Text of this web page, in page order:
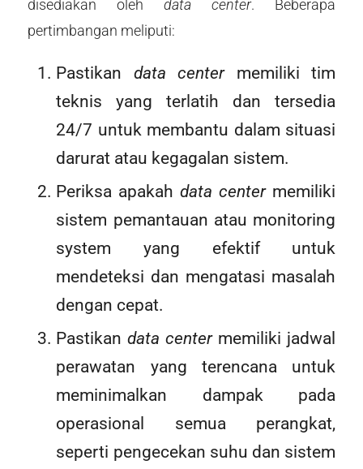
disediakan oleh data center. Beberapa
pertimbangan meliputi:
Pastikan data centermemiliki tim
teknis yang terlatih dan tersedia
24/7 untuk membantu dalam situasi
darurat atau kegagalan sistem.
Periksa apakahdata centermemiliki
sistem pemantauan atau monitoring
system yang efektif untuk
mendeteksi dan mengatasi masalah
dengan cepat.
Pastikandata centermemiliki jadwal
perawatan yang terencana untuk
meminimalkan dampak pada
operasional semua perangkat,
seperti pengecekan suhu dan sistem